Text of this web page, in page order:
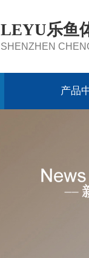
LEYU乐鱼
SHENZHEN
产品